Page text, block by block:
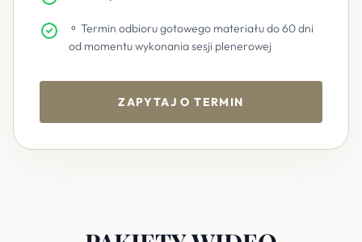
⚬ Termin odbioru gotowego materiału do 60 dni
od momentu wykonania sesji plenerowej
ZAPYTAJ O TERMIN